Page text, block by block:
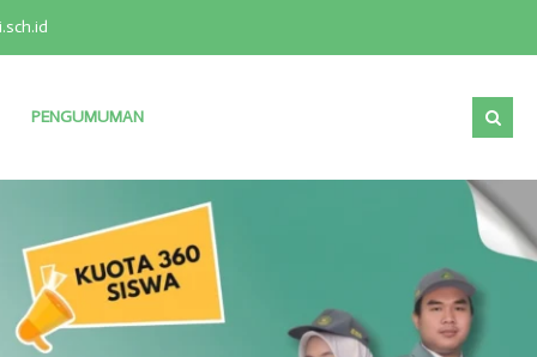
PENGUMUMAN